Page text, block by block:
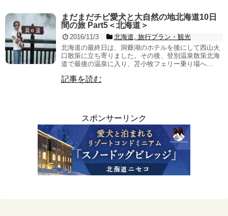
まだまだチビ愛犬と大自然の地北海道10日
間の旅 Part5＜北海道＞
2016/11/3
北海道, 旅行プラン・観光
北海道の最終日は、洞爺湖のホテルを後にして西山火
口散策に立ち寄りました。その後、登別温泉散策北海
道で最後の温泉に入り、苫小牧フェリー乗り場へ...
記事を読む
スポンサーリンク